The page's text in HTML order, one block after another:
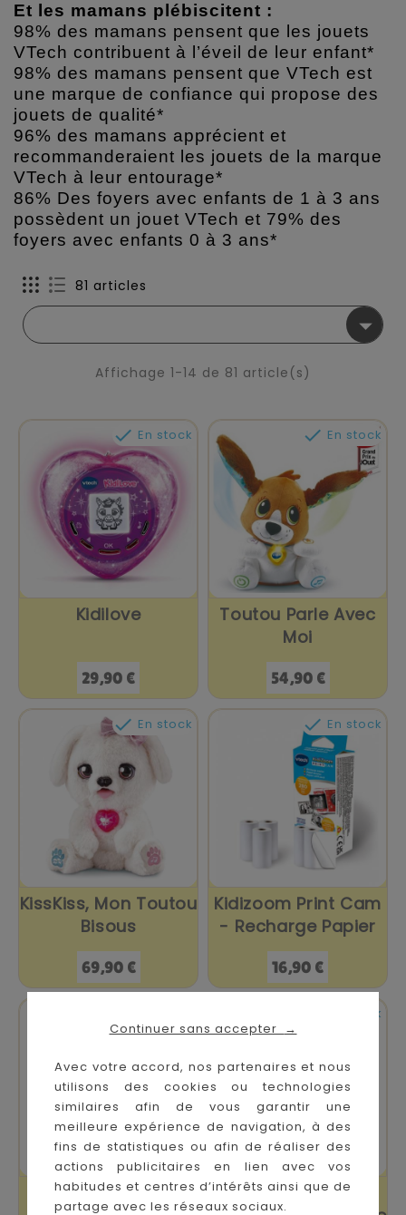
Continuer sans accepter →
Avec votre accord, nos partenaires et nous
utilisons des cookies ou technologies
similaires afin de vous garantir une
meilleure expérience de navigation, à des
fins de statistiques ou afin de réaliser des
actions publicitaires en lien avec vos
habitudes et centres d’intérêts ainsi que de
partage avec les réseaux sociaux.
Et les mamans plébiscitent :
98% des mamans pensent que les jouets
VTech contribuent à l’éveil de leur enfant*
98% des mamans pensent que VTech est
une marque de confiance qui propose des
jouets de qualité*
96% des mamans apprécient et
recommanderaient les jouets de la marque
VTech à leur entourage*
86% Des foyers avec enfants de 1 à 3 ans
possèdent un jouet VTech et 79% des
foyers avec enfants 0 à 3 ans*
81 articles

Affichage 1-14 de 81 article(s)
 En stock
Kidilove
Prix
29,90 €
 En stock
Toutou Parle Avec
Moi
Prix
54,90 €
 En stock
KissKiss, Mon Toutou
Bisous
Prix
69,90 €
 En stock
Kidizoom Print Cam
- Recharge Papier
Prix
16,90 €
Ordi Genius P'tit
En stock
La Montre-Jeu